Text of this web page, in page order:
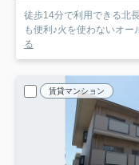
徒歩14分で利用できる北
も便利♪火を使わないオ
る
賃貸マンション